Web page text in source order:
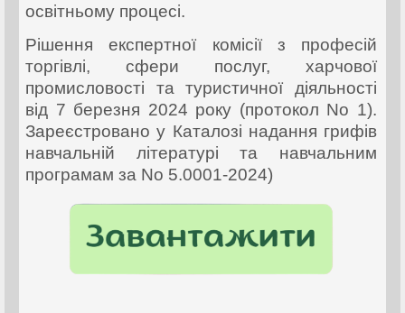
освітньому процесі.
Рішення експертної комісії з професій
торгівлі, сфери послуг, харчової
промисловості та туристичної діяльності
від 7 березня 2024 року (протокол No 1).
Зареєстровано у Каталозі надання грифів
навчальній літературі та навчальним
програмам за No 5.0001-2024)